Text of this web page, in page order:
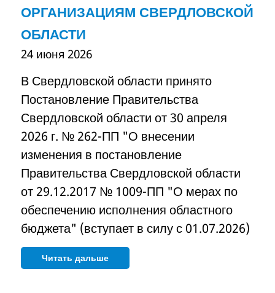
ОРГАНИЗАЦИЯМ СВЕРДЛОВСКОЙ
ОБЛАСТИ
24 июня 2026
В Свердловской области принято
Постановление Правительства
Свердловской области от 30 апреля
2026 г. № 262-ПП "О внесении
изменения в постановление
Правительства Свердловской области
от 29.12.2017 № 1009-ПП "О мерах по
обеспечению исполнения областного
бюджета" (вступает в силу с 01.07.2026)
Читать дальше